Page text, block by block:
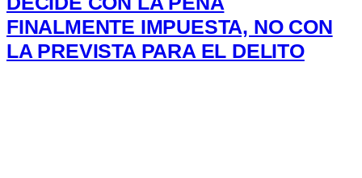
FINALMENTE IMPUESTA, NO CON
LA PREVISTA PARA EL DELITO